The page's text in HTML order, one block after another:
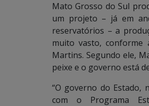
Mato Grosso do Sul
um projeto – já em
reservatórios – a
muito vasto, conforme
Martins. Segundo ele,
peixe e o governo está
“O governo do Estado,
com o Programa